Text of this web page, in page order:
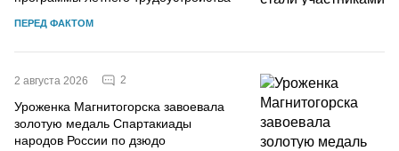
ПЕРЕД ФАКТОМ
2 августа 2026 2
Уроженка Магнитогорска завоевала
золотую медаль Спартакиады
народов России по дзюдо